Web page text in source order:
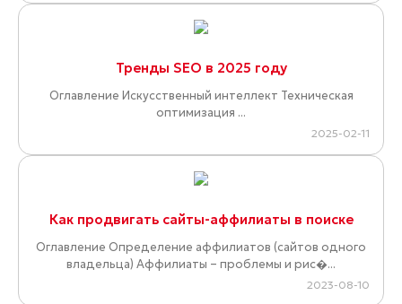
Тренды SEO в 2025 году
Оглавление Искусственный интеллект Техническая
оптимизация ...
2025-02-11
Как продвигать сайты-аффилиаты в поиске
Оглавление Определение аффилиатов (сайтов одного
владельца) Аффилиаты – проблемы и рис�...
2023-08-10